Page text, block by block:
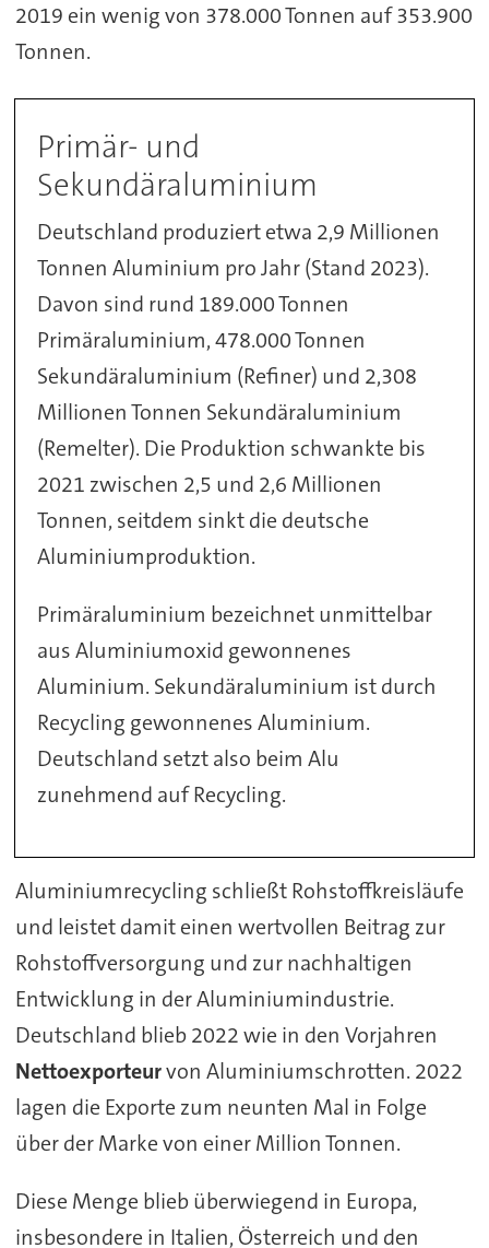
2019 ein wenig von 378.000 Tonnen auf 353.900
Tonnen.
Primär- und
Sekundäraluminium
Deutschland produziert etwa 2,9 Millionen
Tonnen Aluminium pro Jahr (Stand 2023).
Davon sind rund 189.000 Tonnen
Primäraluminium, 478.000 Tonnen
Sekundäraluminium (Refiner) und 2,308
Millionen Tonnen Sekundäraluminium
(Remelter). Die Produktion schwankte bis
2021 zwischen 2,5 und 2,6 Millionen
Tonnen, seitdem sinkt die deutsche
Aluminiumproduktion.
Primäraluminium bezeichnet unmittelbar
aus Aluminiumoxid gewonnenes
Aluminium. Sekundäraluminium ist durch
Recycling gewonnenes Aluminium.
Deutschland setzt also beim Alu
zunehmend auf Recycling.
Aluminiumrecycling schließt Rohstoffkreisläufe
und leistet damit einen wertvollen Beitrag zur
Rohstoffversorgung und zur nachhaltigen
Entwicklung in der Aluminiumindustrie.
Deutschland blieb 2022 wie in den Vorjahren
Nettoexporteurvon Aluminiumschrotten. 2022
lagen die Exporte zum neunten Mal in Folge
über der Marke von einer Million Tonnen.
Diese Menge blieb überwiegend in Europa,
insbesondere in Italien, Österreich und den